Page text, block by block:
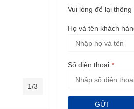
Vui lòng để lại
Họ và tên khách
Số điện thoại
GỬI
1/3